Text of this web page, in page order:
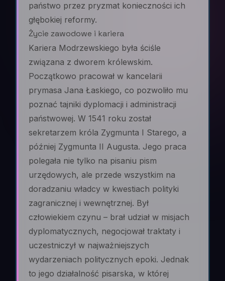
państwo przez pryzmat konieczności ich
głębokiej reformy.
Życie zawodowe i kariera
Kariera Modrzewskiego była ściśle
związana z dworem królewskim.
Początkowo pracował w kancelarii
prymasa Jana Łaskiego, co pozwoliło mu
poznać tajniki dyplomacji i administracji
państwowej. W 1541 roku został
sekretarzem króla Zygmunta I Starego, a
później Zygmunta II Augusta. Jego praca
polegała nie tylko na pisaniu pism
urzędowych, ale przede wszystkim na
doradzaniu władcy w kwestiach polityki
zagranicznej i wewnętrznej. Był
człowiekiem czynu – brał udział w misjach
dyplomatycznych, negocjował traktaty i
uczestniczył w najważniejszych
wydarzeniach politycznych epoki. Jednak
to jego działalność pisarska, w której